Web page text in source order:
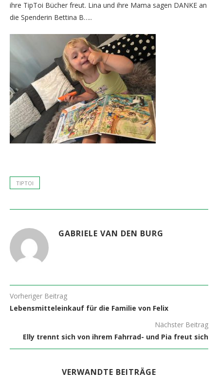
ihre TipToi Bücher freut. Lina und ihre Mama sagen DANKE an
die Spenderin Bettina B…..
TIPTOI
GABRIELE VAN DEN BURG
Vorheriger Beitrag
Lebensmitteleinkauf für die Familie von Felix
Nächster Beitrag
Elly trennt sich von ihrem Fahrrad- und Pia freut sich
VERWANDTE BEITRÄGE